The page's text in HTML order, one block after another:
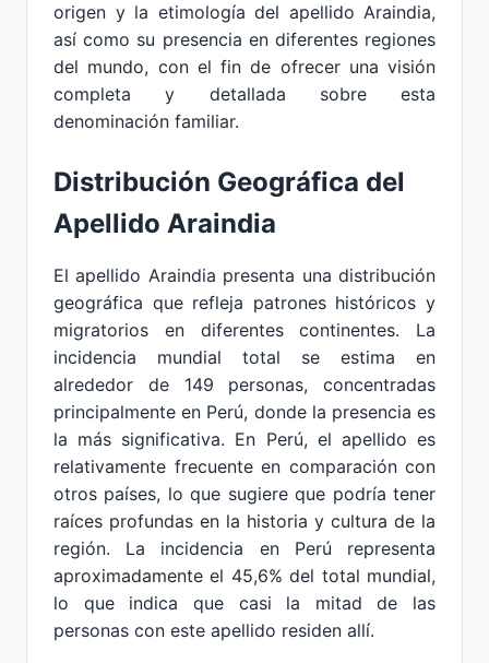
origen y la etimología del apellido Araindia,
así como su presencia en diferentes regiones
del mundo, con el fin de ofrecer una visión
completa y detallada sobre esta
denominación familiar.
Distribución Geográfica del
Apellido Araindia
El apellido Araindia presenta una distribución
geográfica que refleja patrones históricos y
migratorios en diferentes continentes. La
incidencia mundial total se estima en
alrededor de 149 personas, concentradas
principalmente en Perú, donde la presencia es
la más significativa. En Perú, el apellido es
relativamente frecuente en comparación con
otros países, lo que sugiere que podría tener
raíces profundas en la historia y cultura de la
región. La incidencia en Perú representa
aproximadamente el 45,6% del total mundial,
lo que indica que casi la mitad de las
personas con este apellido residen allí.